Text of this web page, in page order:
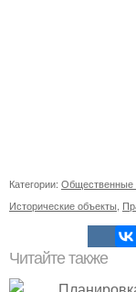
Категории: Общественные
Исторические объекты
Читайте также